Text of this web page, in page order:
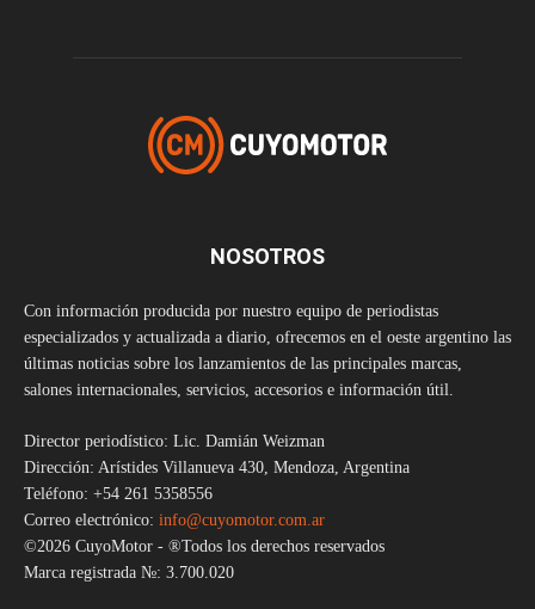
NOSOTROS
Con información producida por nuestro equipo de periodistas
especializados y actualizada a diario, ofrecemos en el oeste argentino las
últimas noticias sobre los lanzamientos de las principales marcas,
salones internacionales, servicios, accesorios e información útil.
Director periodístico: Lic. Damián Weizman
Dirección: Arístides Villanueva 430, Mendoza, Argentina
Teléfono: +54 261 5358556
Correo electrónico: info@cuyomotor.com.ar
©2026 CuyoMotor - ®Todos los derechos reservados
Marca registrada №: 3.700.020